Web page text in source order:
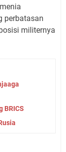
perbatasan
militernya
BRICS